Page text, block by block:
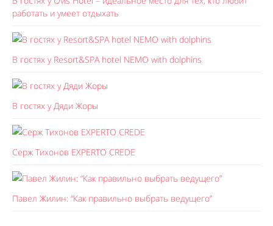
работать и умеет отдыхать
В гостях у Resort&SPA hotel NEMO with dolphins
В гостях у Дяди Жоры
Серж Тихонов EXPERTO CREDE
Павел Жилин: “Как правильно выбрать ведущего”